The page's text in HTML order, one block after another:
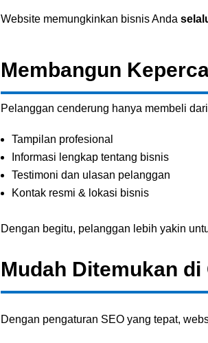
Website memungkinkan bisnis Anda
Membangun
Pelanggan cenderung hanya membeli
Tampilan profesional
Informasi lengkap tentang bisnis
Testimoni dan ulasan pelanggan
Kontak resmi & lokasi bisnis
Dengan begitu, pelanggan lebih yakin
Mudah Ditemukan
Dengan pengaturan SEO yang tepat,